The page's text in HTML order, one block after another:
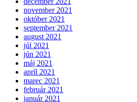
november 2021
október 2021
september 2021
august 2021
júl 2021
jún 2021
máj 2021
apríl 2021
marec 2021
február 2021
január 2021